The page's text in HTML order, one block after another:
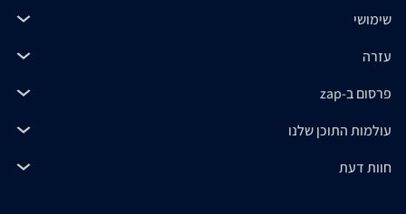
שימושי
עזרה
פרסום ב-zap
עולמות התוכן שלנו
חוות דעת